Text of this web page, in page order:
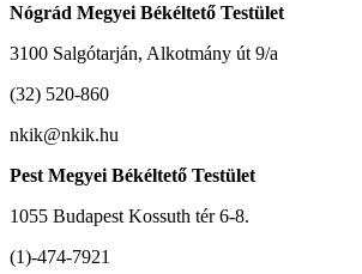
Nógrád Megyei Békéltető Testület
3100 Salgótarján, Alkotmány út 9/a
(32) 520-860
nkik@nkik.hu
Pest Megyei Békéltető Testület
1055 Budapest Kossuth tér 6-8.
(1)-474-7921